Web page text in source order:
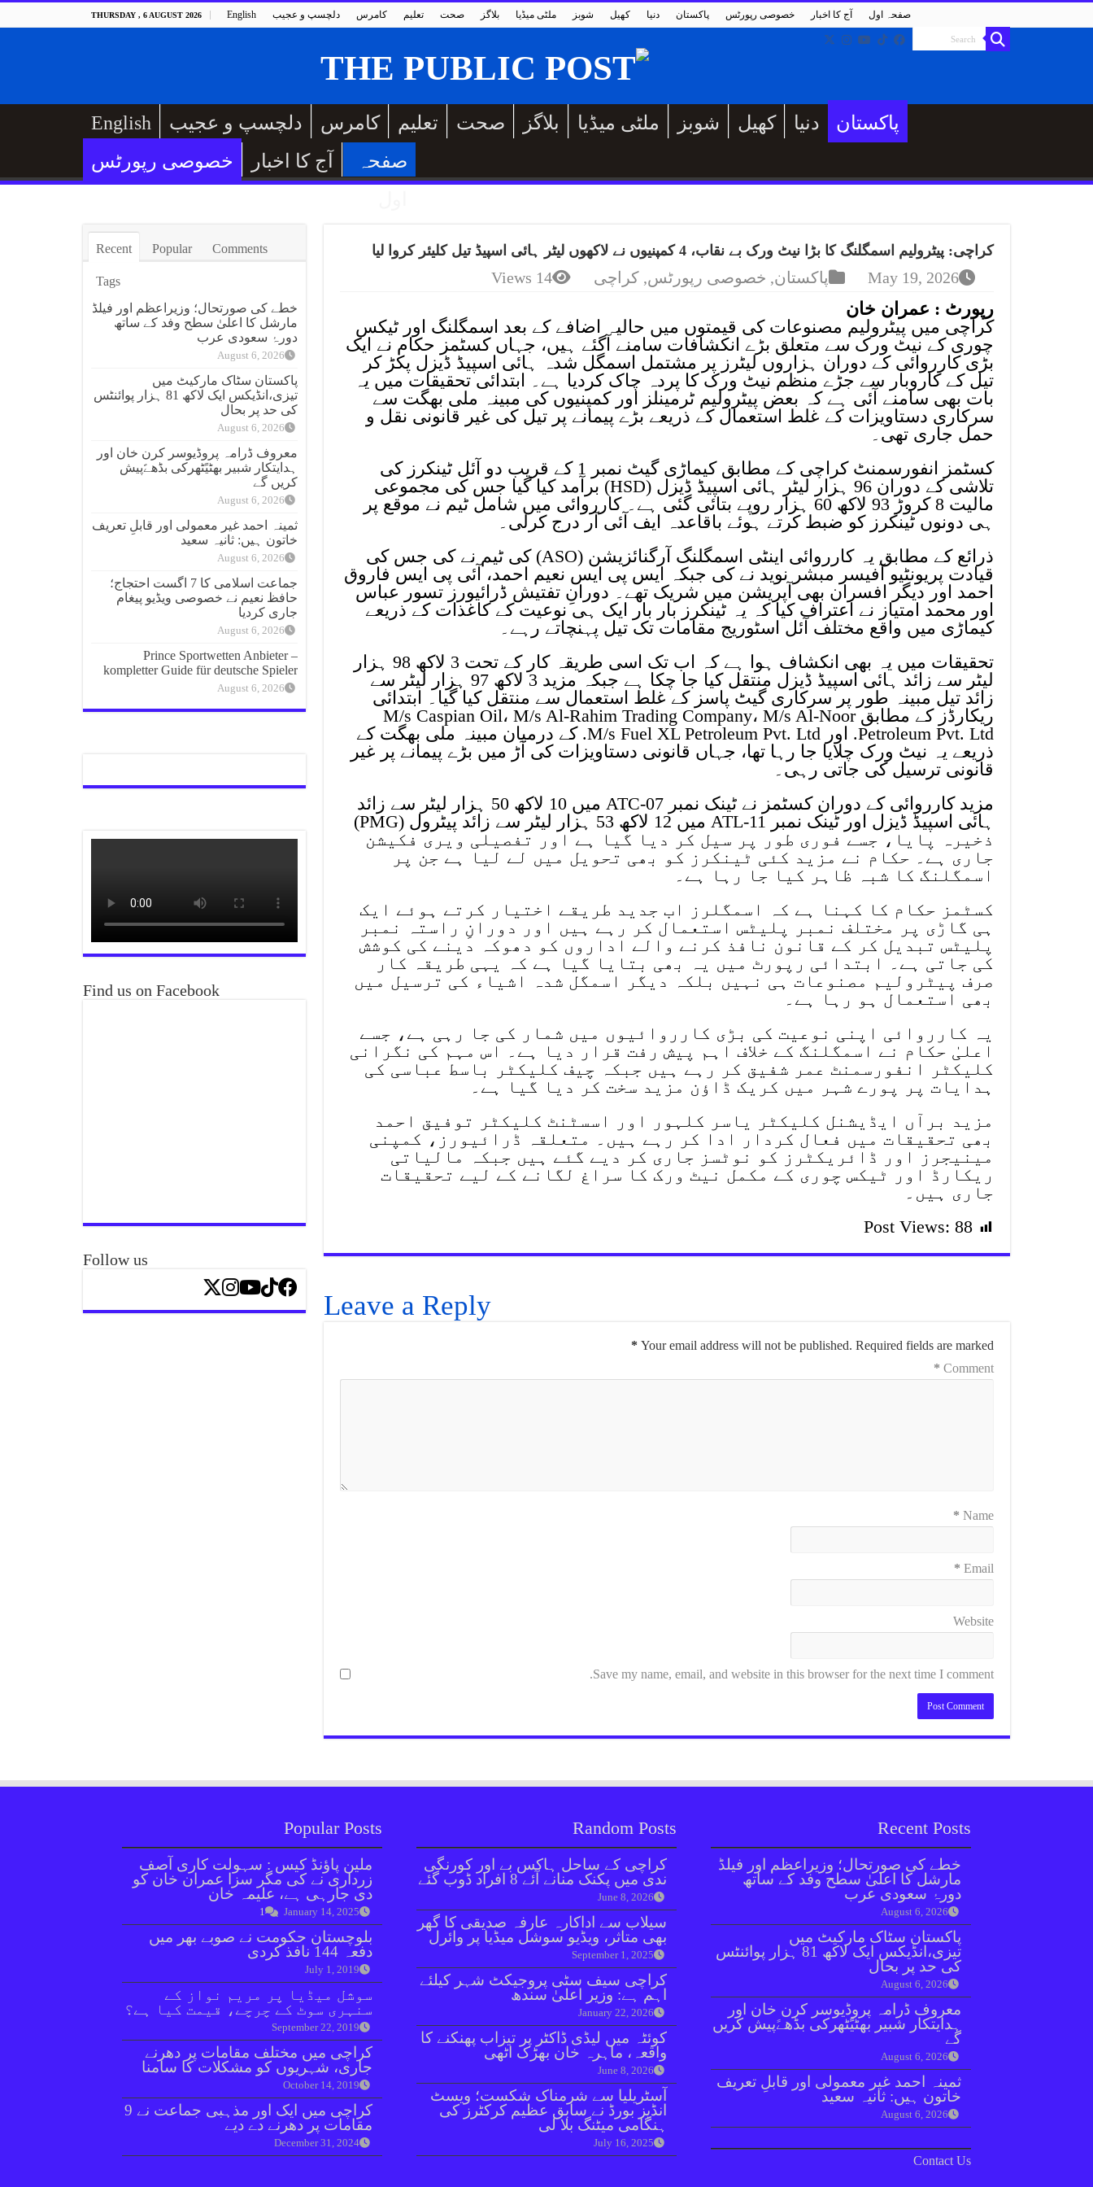
THURSDAY , 6 AUGUST 2026 English دلچسپ و عجیب کامرس تعلیم صحت بلاگز ملٹی میڈیا شوبز کھیل دنیا پاکستان خصوصی رپورٹس آج کا اخبار صفحہ اول
English دلچسپ و عجیب کامرس تعلیم صحت بلاگز ملٹی میڈیا شوبز کھیل دنیا
پاکستان
خصوصی رپورٹس
آج کا اخبار
صفحہ
کراچی: پیٹرولیم اسمگلنگ کا بڑا نیٹ ورک بے نقاب، 4 کمپنیوں نے لاکھوں لیٹر ہائی اسپیڈ تیل کلیئر کروا لیا
May 19, 2026 پاکستان, خصوصی رپورٹس, کراچی 14 Views
رپورٹ : عمران خان
کراچی میں پیٹرولیم مصنوعات کی قیمتوں میں حالیہ اضافے کے بعد اسمگلنگ اور ٹیکس
چوری کے نیٹ ورک سے متعلق بڑے انکشافات سامنے آگئے ہیں، جہاں کسٹمز حکام نے ایک
بڑی کارروائی کے دوران ہزاروں لیٹرز پر مشتمل اسمگل شدہ ہائی اسپیڈ ڈیزل پکڑ کر
تیل کے کاروبار سے جڑے منظم نیٹ ورک کا پردہ چاک کردیا ہے۔ ابتدائی تحقیقات میں یہ
بات بھی سامنے آئی ہے کہ بعض پیٹرولیم ٹرمینلز اور کمپنیوں کی مبینہ ملی بھگت سے
سرکاری دستاویزات کے غلط استعمال کے ذریعے بڑے پیمانے پر تیل کی غیر قانونی نقل و
حمل جاری تھی۔
کسٹمز انفورسمنٹ کراچی کے مطابق کیماڑی گیٹ نمبر 1 کے قریب دو آئل ٹینکرز کی
تلاشی کے دوران 96 ہزار لیٹر ہائی اسپیڈ ڈیزل (HSD) برآمد کیا گیا جس کی مجموعی
مالیت 8 کروڑ 93 لاکھ 60 ہزار روپے بتائی گئی ہے۔ کارروائی میں شامل ٹیم نے موقع پر
ہی دونوں ٹینکرز کو ضبط کرتے ہوئے باقاعدہ ایف آئی آر درج کرلی۔
ذرائع کے مطابق یہ کارروائی اینٹی اسمگلنگ آرگنائزیشن (ASO) کی ٹیم نے کی جس کی
قیادت پریونٹیو آفیسر مبشر نوید نے کی جبکہ ایس پی ایس نعیم احمد، آئی پی ایس فاروق
احمد اور دیگر افسران بھی آپریشن میں شریک تھے۔ دورانِ تفتیش ڈرائیورز تسور عباس
اور محمد امتیاز نے اعتراف کیا کہ یہ ٹینکرز بار بار ایک ہی نوعیت کے کاغذات کے ذریعے
کیماڑی میں واقع مختلف آئل اسٹوریج مقامات تک تیل پہنچاتے رہے۔
تحقیقات میں یہ بھی انکشاف ہوا ہے کہ اب تک اسی طریقہ کار کے تحت 3 لاکھ 98 ہزار
لیٹر سے زائد ہائی اسپیڈ ڈیزل منتقل کیا جا چکا ہے جبکہ مزید 3 لاکھ 97 ہزار لیٹر سے
زائد تیل مبینہ طور پر سرکاری گیٹ پاسز کے غلط استعمال سے منتقل کیا گیا۔ ابتدائی
ریکارڈز کے مطابق M/s Caspian Oil، M/s Al-Rahim Trading Company، M/s Al-Noor
Petroleum Pvt. Ltd. اور M/s Fuel XL Petroleum Pvt. Ltd. کے درمیان مبینہ ملی بھگت کے
ذریعے یہ نیٹ ورک چلایا جا رہا تھا، جہاں قانونی دستاویزات کی آڑ میں بڑے پیمانے پر غیر
قانونی ترسیل کی جاتی رہی۔
مزید کارروائی کے دوران کسٹمز نے ٹینک نمبر ATC-07 میں 10 لاکھ 50 ہزار لیٹر سے زائد
ہائی اسپیڈ ڈیزل اور ٹینک نمبر ATL-11 میں 12 لاکھ 53 ہزار لیٹر سے زائد پیٹرول (PMG)
ذخیرہ پایا، جسے فوری طور پر سیل کر دیا گیا ہے اور تفصیلی ویری فکیشن
جاری ہے۔ حکام نے مزید کئی ٹینکرز کو بھی تحویل میں لے لیا ہے جن پر
اسمگلنگ کا شبہ ظاہر کیا جا رہا ہے۔
کسٹمز حکام کا کہنا ہے کہ اسمگلرز اب جدید طریقے اختیار کرتے ہوئے ایک
ہی گاڑی پر مختلف نمبر پلیٹس استعمال کر رہے ہیں اور دورانِ راستہ نمبر
پلیٹس تبدیل کر کے قانون نافذ کرنے والے اداروں کو دھوکہ دینے کی کوشش
کی جاتی ہے۔ ابتدائی رپورٹ میں یہ بھی بتایا گیا ہے کہ یہی طریقہ کار
صرف پیٹرولیم مصنوعات ہی نہیں بلکہ دیگر اسمگل شدہ اشیاء کی ترسیل میں
بھی استعمال ہو رہا ہے۔
یہ کارروائی اپنی نوعیت کی بڑی کارروائیوں میں شمار کی جا رہی ہے، جسے
اعلیٰ حکام نے اسمگلنگ کے خلاف اہم پیش رفت قرار دیا ہے۔ اس مہم کی نگرانی
کلیکٹر انفورسمنٹ عمر شفیق کر رہے ہیں جبکہ چیف کلیکٹر باسط عباسی کی
ہدایات پر پورے شہر میں کریک ڈاؤن مزید سخت کر دیا گیا ہے۔
مزید برآں ایڈیشنل کلیکٹر یاسر کلہور اور اسسٹنٹ کلیکٹر توفیق احمد
بھی تحقیقات میں فعال کردار ادا کر رہے ہیں۔ متعلقہ ڈرائیورز، کمپنی
مینیجرز اور ڈائریکٹرز کو نوٹسز جاری کر دیے گئے ہیں جبکہ مالیاتی
ریکارڈ اور ٹیکس چوری کے مکمل نیٹ ورک کا سراغ لگانے کے لیے تحقیقات
جاری ہیں۔
Post Views: 88
Leave a Reply
Your email address will not be published. Required fields are marked
*
Comment
*
Name
*
Email
*
Website
Save my name, email, and website in this browser for the next time I comment.
Recent Popular Comments
Tags
خطے کی صورتحال؛ وزیراعظم اور فیلڈ
مارشل کا اعلیٰ سطح وفد کے ساتھ
دورۂ سعودی عرب
August 6, 2026
پاکستان سٹاک مارکیٹ میں
تیزی،انڈیکس ایک لاکھ 81 ہزار پوائنٹس
کی حد پر بحال
August 6, 2026
معروف ڈرامہ پروڈیوسر کرن خان اور
ہدایتکار شبیر بھٹیًٹھرکی بڈھےًپیش
کریں گے
August 6, 2026
ثمینہ احمد غیر معمولی اور قابلِ تعریف
خاتون ہیں: ثانیہ سعید
August 6, 2026
جماعت اسلامی کا 7 اگست احتجاج؛
حافظ نعیم نے خصوصی ویڈیو پیغام
جاری کردیا
August 6, 2026
Prince Sportwetten Anbieter –
kompletter Guide für deutsche Spieler
August 6, 2026
Find us on Facebook
Follow us
Popular Posts
ملین پاؤنڈ کیس : سہولت کاری آصف
زرداری نے کی مگر سزا عمران خان کو
دی جارہی ہے، علیمہ خان
January 14, 2025
1
بلوچستان حکومت نے صوبے بھر میں
دفعہ 144 نافذ کردی
July 1, 2019
سوشل میڈیا پر مریم نواز کے
سنہری سوٹ کے چرچے، قیمت کیا ہے؟
September 22, 2019
کراچی میں مختلف مقامات پر دھرنے
جاری، شہریوں کو مشکلات کا سامنا
October 14, 2019
کراچی میں ایک اور مذہبی جماعت نے 9
مقامات پر دھرنے دے دیے
December 31, 2024
Random Posts
کراچی کے ساحل ہاکس بے اور کورنگی
ندی میں پکنک منانے آئے 8 افراد ڈوب گئے
June 8, 2026
سیلاب سے اداکارہ عارفہ صدیقی کا گھر
بھی متاثر، ویڈیو سوشل میڈیا پر وائرل
September 1, 2025
کراچی سیف سٹی پروجیکٹ شہر کیلئے
اہم ہے: وزیر اعلیٰ سندھ
January 22, 2026
کوئٹہ میں لیڈی ڈاکٹر پر تیزاب پھنکنے کا
واقعہ، ماہرہ خان بھڑک اٹھی
June 8, 2026
آسٹریلیا سے شرمناک شکست؛ ویسٹ
انڈیز بورڈ نے سابق عظیم کرکٹرز کی
ہنگامی میٹنگ بلا لی
July 16, 2025
Recent Posts
خطے کی صورتحال؛ وزیراعظم اور فیلڈ
مارشل کا اعلیٰ سطح وفد کے ساتھ
دورۂ سعودی عرب
August 6, 2026
پاکستان سٹاک مارکیٹ میں
تیزی،انڈیکس ایک لاکھ 81 ہزار پوائنٹس
کی حد پر بحال
August 6, 2026
معروف ڈرامہ پروڈیوسر کرن خان اور
ہدایتکار شبیر بھٹیًٹھرکی بڈھےًپیش کریں
گے
August 6, 2026
ثمینہ احمد غیر معمولی اور قابلِ تعریف
خاتون ہیں: ثانیہ سعید
August 6, 2026
Contact Us